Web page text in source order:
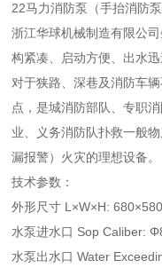
22马力消防泵（手抬消防
浙江华球机械制造有限公
构紧凑、启动方便、出水
对于狭路、深巷及消防车
点，是城消防部队、专职
业、义务消防队扑救一般
漏报警）火灾的理想设备。
技术参数：
外形尺寸 L×W×H:
水泵进水口 Sop Caliber:
水泵出水口 Water